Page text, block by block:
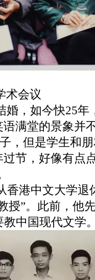
术会议
婚，如今快25年
满堂的景象并
，但是学生和
节，好像有点
香港中文大学退
授”。此前，他
教中国现代文学